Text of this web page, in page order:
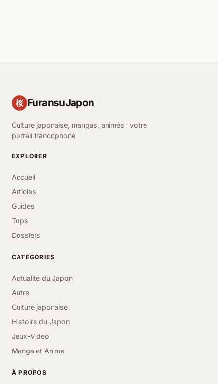
桜 FuransuJapon
Culture japonaise, mangas, animés : votre
portail francophone
EXPLORER
Accueil
Articles
Guides
Tops
Dossiers
CATÉGORIES
Actualité du Japon
Autre
Culture japonaise
Histoire du Japon
Jeux-Vidéo
Manga et Anime
À PROPOS